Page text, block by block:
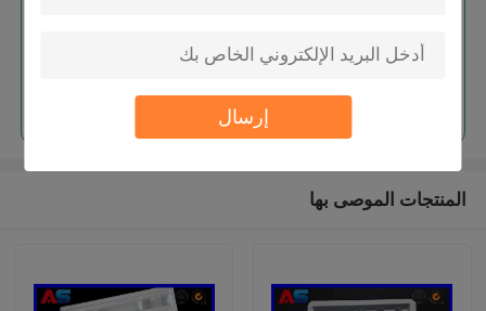
إرسال
استمر
المنتجات الموصى بها